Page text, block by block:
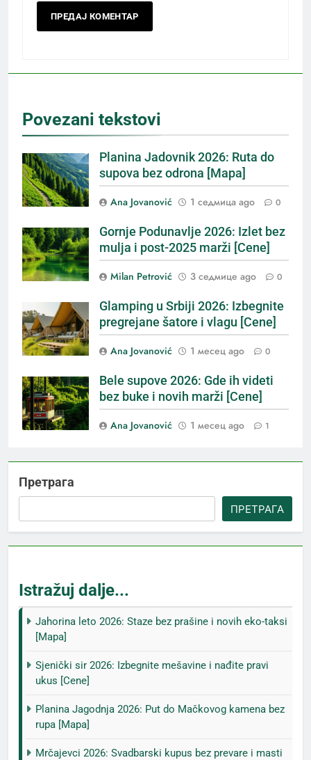
Povezani tekstovi
Planina Jadovnik 2026: Ruta do
supova bez odrona [Mapa]
Ana Jovanović 1 седмица ago 0
Gornje Podunavlje 2026: Izlet bez
mulja i post-2025 marži [Cene]
Milan Petrović 3 седмице ago 0
Glamping u Srbiji 2026: Izbegnite
pregrejane šatore i vlagu [Cene]
Ana Jovanović 1 месец ago 0
Bele supove 2026: Gde ih videti
bez buke i novih marži [Cene]
Ana Jovanović 1 месец ago 1
Претрага
ПРЕТРАГА
Istražuj dalje...
Jahorina leto 2026: Staze bez prašine i novih eko-taksi
[Mapa]
Sjenički sir 2026: Izbegnite mešavine i nađite pravi
ukus [Cene]
Planina Jagodnja 2026: Put do Mačkovog kamena bez
rupa [Mapa]
Mrčajevci 2026: Svadbarski kupus bez prevare i masti